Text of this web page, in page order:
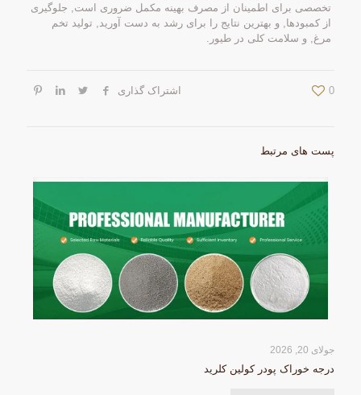
تخصصی برای اطمینان از مصرف بهینه مکمل ضروری است, جلوگیری
از کمبودها, و بهترین نتایج را برای رشد به دست آورید, تولید تخم
مرغ, و سلامت کلی در طیور.
اشتراک گذاری 0
پست های مرتبط
جولای 20, 2026
درجه خوراک پودر کولین کلرید